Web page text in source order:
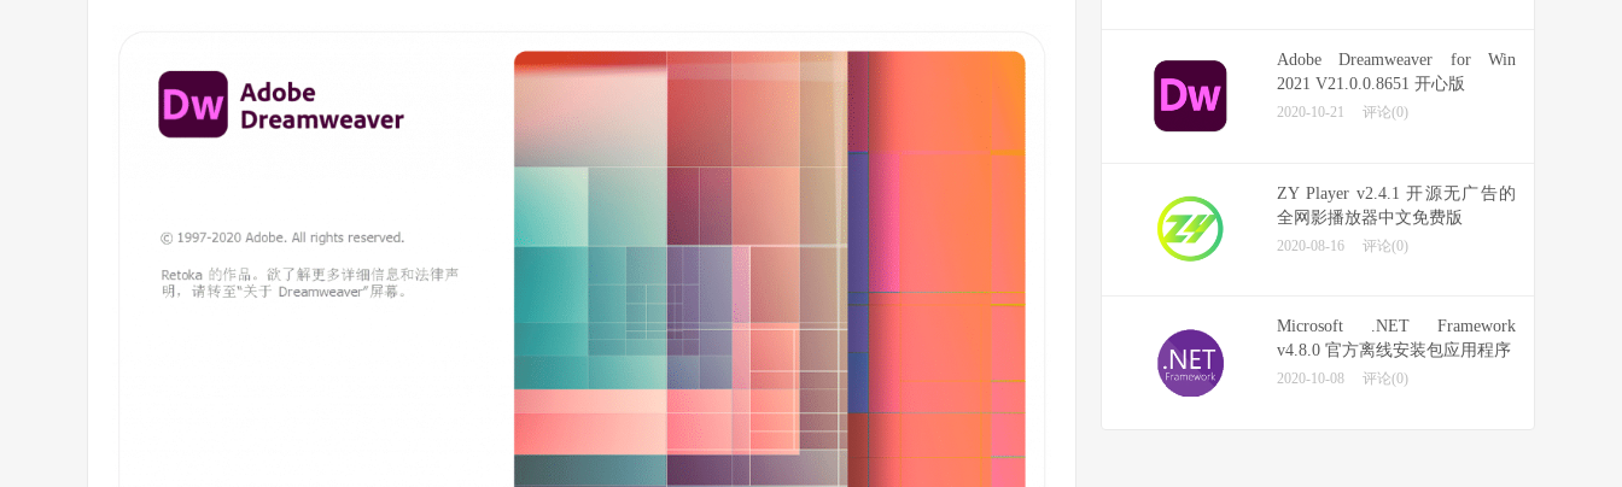
Adobe Dreamweaver for Win
2021 V21.0.0.8651 开心版
2020-10-21 评论(0)
ZY Player v2.4.1 开源无广告的
全网影播放器中文免费版
2020-08-16 评论(0)
Microsoft .NET Framework
v4.8.0 官方离线安装包应用程序
2020-10-08 评论(0)